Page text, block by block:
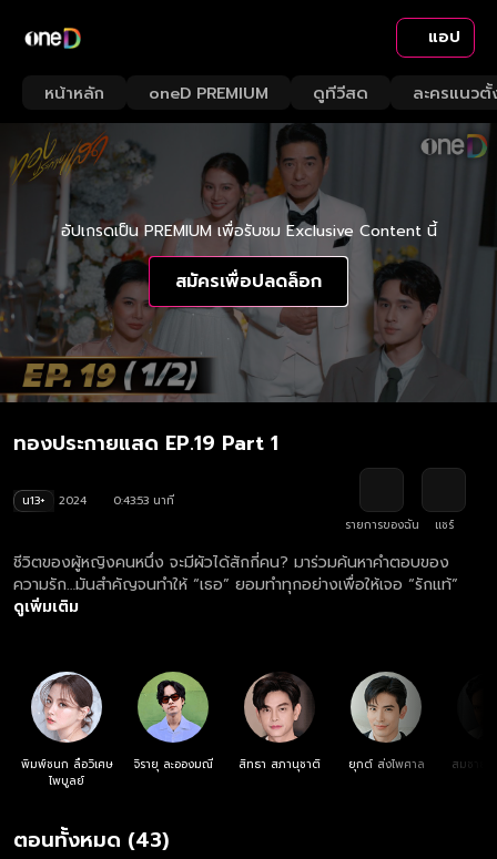
แอป
หน้าหลัก oneD PREMIUM ดูทีวีสด ละครแนวตั้
อัปเกรดเป็น PREMIUM เพื่อรับชม Exclusive Content นี้
สมัครเพื่อปลดล็อก
ทองประกายแสด EP.19 Part 1
น13+ 2024
0:43:53 นาที
รายการของฉัน
แชร์
ชีวิตของผู้หญิงคนหนึ่ง จะมีผัวได้สักกี่คน? มาร่วมค้นหาคำตอบของ
ความรัก…มันสำคัญจนทำให้ “เธอ” ยอมทำทุกอย่างเพื่อให้เจอ “รักแท้”
ดูเพิ่มเติม
พิมพ์ชนก ลือวิเศษ
ไพบูลย์
จิรายุ ละอองมณี สิทธา สภานุชาติ ยุกต์ ส่งไพศาล สมชาย
ตอนทั้งหมด (43)